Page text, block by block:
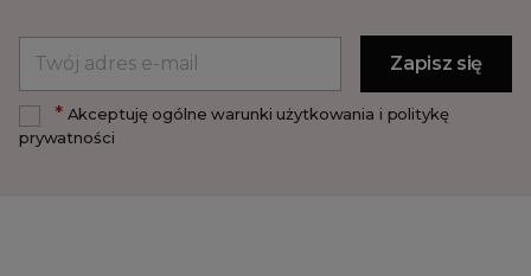
*Akceptuję ogólne warunki użytkowania i politykę
prywatności